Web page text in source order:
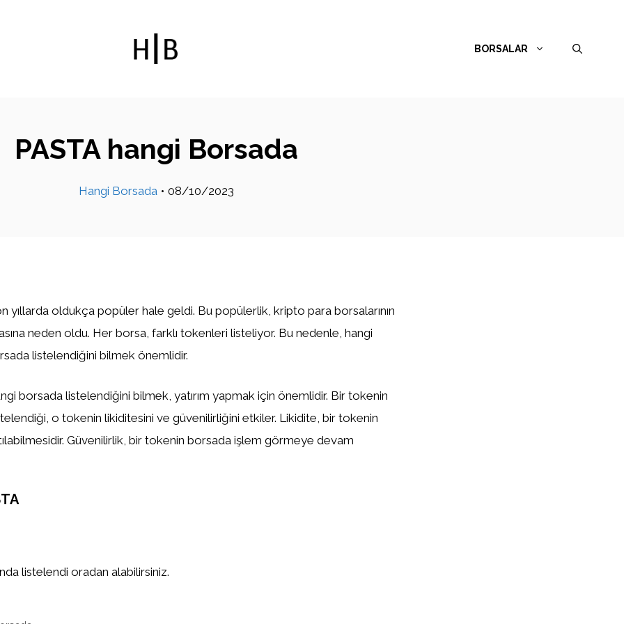
BORSALAR
PASTA hangi Borsada
Hangi Borsada • 08/10/2023
yıllarda oldukça popüler hale geldi. Bu popülerlik, kripto para borsalarının
neden oldu. Her borsa, farklı tokenleri listeliyor. Bu nedenle, hangi
listelendiğini bilmek önemlidir.
borsada listelendiğini bilmek, yatırım yapmak için önemlidir. Bir tokenin
o tokenin likiditesini ve güvenilirliğini etkiler. Likidite, bir tokenin
Güvenilirlik, bir tokenin borsada işlem görmeye devam
listelendi oradan alabilirsiniz.